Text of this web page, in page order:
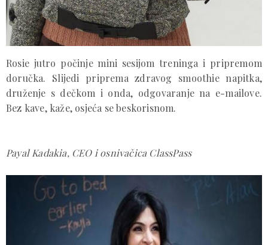
Rosie jutro počinje mini sesijom treninga i pripremom
doručka. Slijedi priprema zdravog smoothie napitka,
druženje s dečkom i onda, odgovaranje na e-mailove.
Bez kave, kaže, osjeća se beskorisnom.
Payal Kadakia, CEO i osnivačica ClassPass